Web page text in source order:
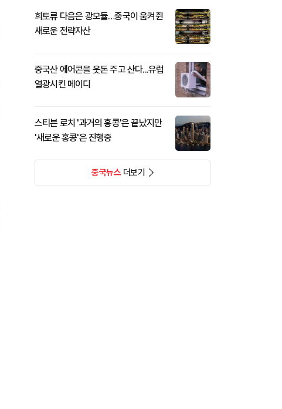
희토류 다음은 광모듈…중국이 움켜쥔
새로운 전략자산
중국산 에어콘을 웃돈 주고 산다...유럽
열광시킨 메이디
스티븐 로치 '과거의 홍콩'은 끝났지만
'새로운 홍콩'은 진행중
중국뉴스더보기